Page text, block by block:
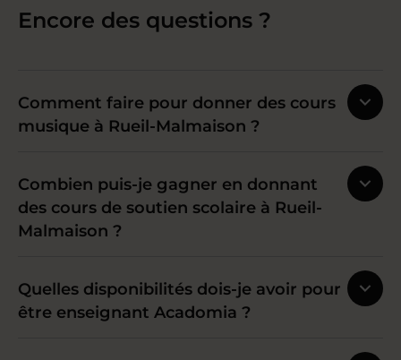
Encore des questions ?
Comment faire pour donner des cours
musique à Rueil-Malmaison ?
Combien puis-je gagner en donnant
des cours de soutien scolaire à Rueil-
Malmaison ?
Quelles disponibilités dois-je avoir pour
être enseignant Acadomia ?